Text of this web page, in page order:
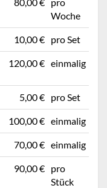
Woche
10,00 € pro Set
120,00 € einmalig
5,00 € pro Set
100,00 € einmalig
70,00 € einmalig
90,00 € pro
Stück